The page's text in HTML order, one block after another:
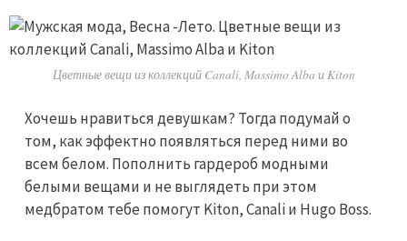
Цветные вещи из коллекций Canali, Massimo Alba и Kiton
Хочешь нравиться девушкам? Тогда подумай о
том, как эффектно появляться перед ними во
всем белом. Пополнить гардероб модными
белыми вещами и не выглядеть при этом
медбратом тебе помогут Kiton, Canali и Hugo Boss.